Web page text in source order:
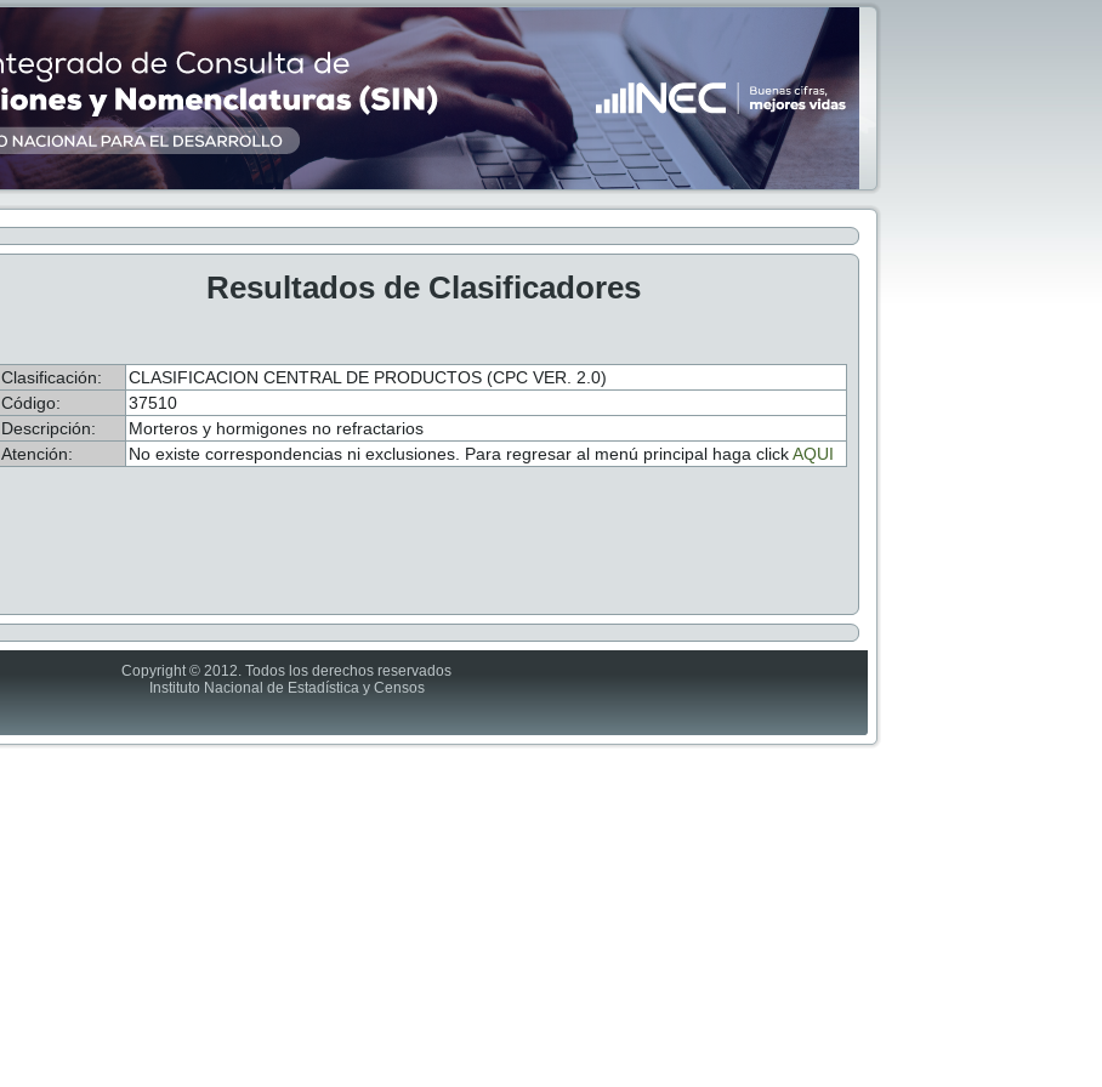
Resultados de Clasificadores
Clasificación:
CLASIFICACION CENTRAL DE PRODUCTOS (CPC VER. 2.0)
Código:
37510
Descripción:
Morteros y hormigones no refractarios
Atención:
No existe correspondencias ni exclusiones. Para regresar al menú principal haga clickAQUI
Copyright © 2012. Todos los derechos reservados
Instituto Nacional de Estadística y Censos